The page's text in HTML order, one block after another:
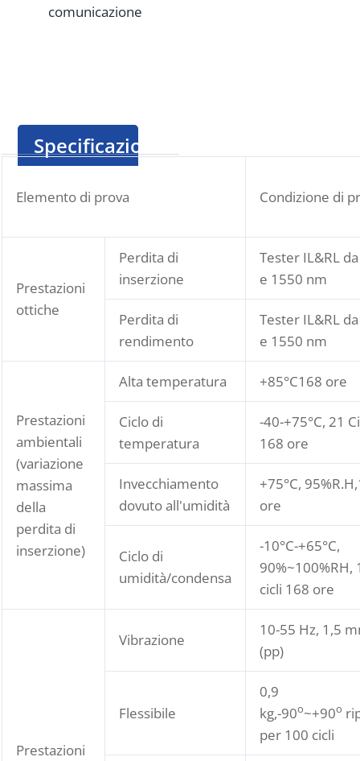
comunicazione
Specificazione
Elemento di prova Condizione di
Prestazioni
ottiche
Perdita di
inserzione
Tester IL&RL
e 1550 nm
Perdita di
rendimento
Tester IL&RL
e 1550 nm
Prestazioni
ambientali
(variazione
massima
della
perdita di
inserzione)
Alta temperatura +85°C168 ore
Ciclo di
temperatura
-40-+75°C, 21
168 ore
Invecchiamento
dovuto all'umidità
+75°C,
ore
Ciclo di
umidità/condensa
-10°C-+65°C,
90%~100%RH,
cicli 168 ore
Prestazioni
Vibrazione
10-55 Hz, 1,5
(pp)
Flessibile
0,9
kg,-90o~+90o
per 100 cicli